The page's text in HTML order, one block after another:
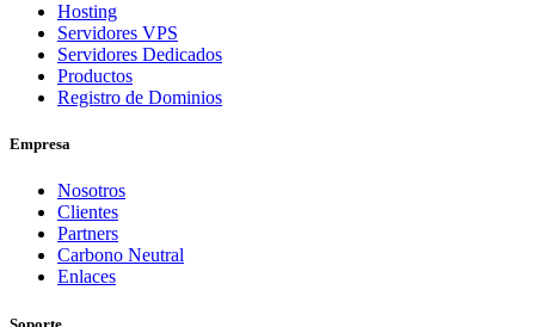
Hosting
Servidores VPS
Servidores Dedicados
Productos
Registro de Dominios
Empresa
Nosotros
Clientes
Partners
Carbono Neutral
Enlaces